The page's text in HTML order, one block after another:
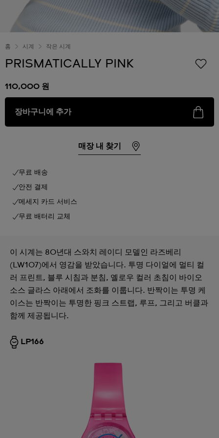
홈 시계 작은 시계
PRISMATICALLY PINK
110,000 원
장바구니에 추가
매장 내 찾기
무료 배송
안전 결제
메세지 카드 서비스
무료 배터리 교체
이 시계는 80년대 스와치 레이디 모델인 라즈베리
(LW107)에서 영감을 받았습니다. 투명 다이얼에 멀티 컬
러 프린트, 블루 시침과 분침, 옐로우 컬러 초침이 바이오
소스 글라스 아래에서 조화를 이룹니다. 반짝이는 투명 케
이스는 반짝이는 투명한 핑크 스트랩, 루프, 그리고 버클과
함께 제공됩니다.
LP166